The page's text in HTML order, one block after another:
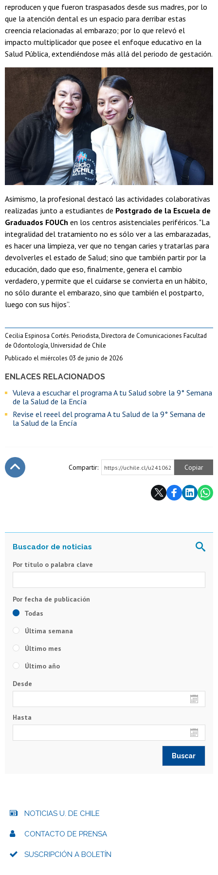
ENLACES RELACIONADOS
Vuleva a escuchar el programa A tu Salud sobre la 9° Semana
de la Salud de la Encía
Revise el reeel del programa A tu Salud de la 9° Semana de
la Salud de la Encía
reproducen y que fueron traspasados desde sus madres, por lo
que la atención dental es un espacio para derribar estas
creencia relacionadas al embarazo; por lo que relevó el
impacto multiplicador que posee el enfoque educativo en la
Salud Pública, extendiéndose más allá del periodo de gestación.
Asimismo, la profesional destacó las actividades colaborativas
realizadas junto a estudiantes de Postgrado de la Escuela de
Graduados FOUCh en los centros asistenciales periféricos. "La
integralidad del tratamiento no es sólo ver a las embarazadas,
es hacer una limpieza, ver que no tengan caries y tratarlas para
devolverles el estado de Salud; sino que también partir por la
educación, dado que eso, finalmente, genera el cambio
verdadero, y permite que el cuidarse se convierta en un hábito,
no sólo durante el embarazo, sino que también el postparto,
luego con sus hijos”.
Cecilia Espinosa Cortés. Periodista, Directora de Comunicaciones Facultad
de Odontología, Universidad de Chile
Publicado el miércoles 03 de junio de 2026
Compartir: https://uchile.cl/u241062 Copiar
Por título o palabra clave
Todas
Última semana
Último mes
Último año
Desde
Hasta
NOTICIAS U. DE CHILE
CONTACTO DE PRENSA
SUSCRIPCIÓN A BOLETÍN